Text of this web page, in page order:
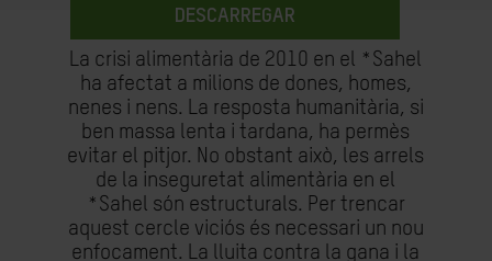
DESCARREGAR
La crisi alimentària de 2010 en el *Sahel
ha afectat a milions de dones, homes,
nenes i nens. La resposta humanitària, si
ben massa lenta i tardana, ha permès
evitar el pitjor. No obstant això, les arrels
de la inseguretat alimentària en el
*Sahel són estructurals. Per trencar
aquest cercle viciós és necessari un nou
enfocament. La lluita contra la gana i la